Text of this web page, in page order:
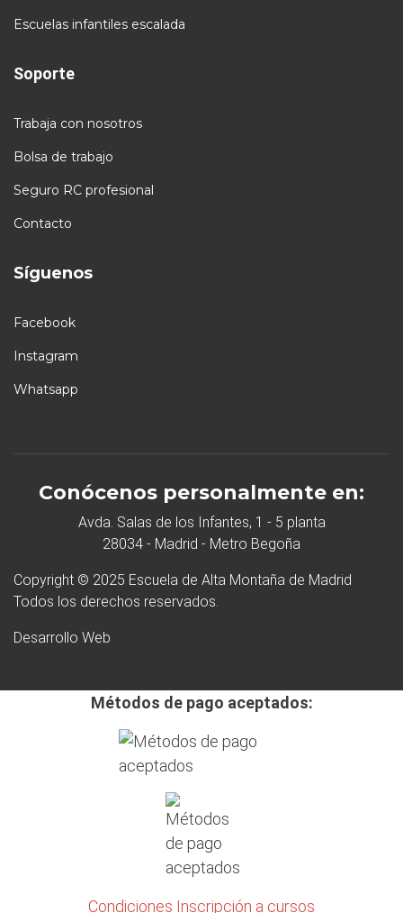
Escuelas infantiles escalada
Soporte
Trabaja con nosotros
Bolsa de trabajo
Seguro RC profesional
Contacto
Síguenos
Facebook
Instagram
Whatsapp
Conócenos personalmente en:
Avda. Salas de los Infantes, 1 - 5 planta
28034 - Madrid - Metro Begoña
Copyright © 2025 Escuela de Alta Montaña de Madrid
Todos los derechos reservados.
Desarrollo Web
Métodos de pago aceptados:
Condiciones Inscripción a cursos